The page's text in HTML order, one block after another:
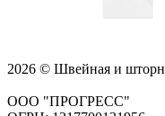
2026 © Швейная и
ООО "ПРОГРЕСС"